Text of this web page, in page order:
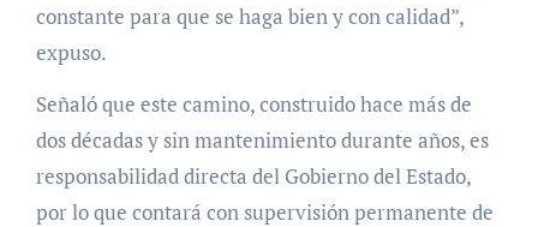
constante para que se haga bien y con calidad”,
expuso.
Señaló que este camino, construido hace más de
dos décadas y sin mantenimiento durante años, es
responsabilidad directa del Gobierno del Estado,
por lo que contará con supervisión permanente de